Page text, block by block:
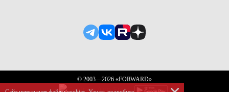
© 2003—2026 «FORWARD»